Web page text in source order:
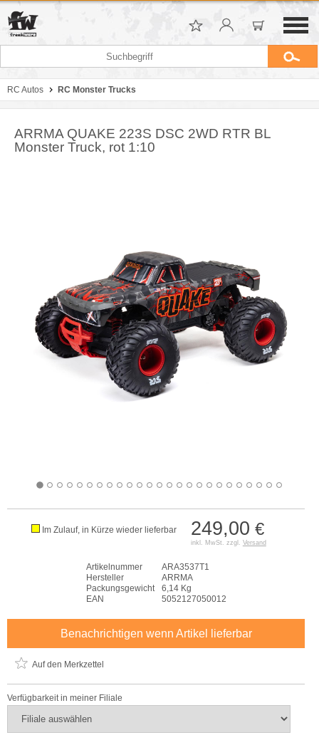
RC Autos RC Monster Trucks
ARRMA QUAKE 223S DSC 2WD RTR BL
Monster Truck, rot 1:10
249,00 €
inkl. MwSt. zzgl. Versand
Im Zulauf, in Kürze wieder lieferbar
Artikelnummer
ARA3537T1
Hersteller
ARRMA
Packungsgewicht
6,14 Kg
EAN
5052127050012
Benachrichtigen wenn Artikel lieferbar
Auf den Merkzettel
Verfügbarkeit in meiner Filiale